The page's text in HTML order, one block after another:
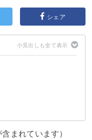
シェア
まれています）